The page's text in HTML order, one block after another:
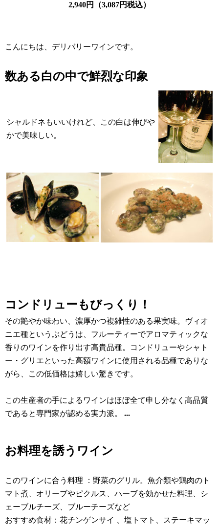
2,940円（3,087円税込）
こんにちは、デリバリーワインです。
数ある白の中で鮮烈な印象
シャルドネもいいけれど、この白は伸びや
かで美味しい。
コンドリューもびっくり！
その艶やか味わい、濃厚かつ複雑性のある果実味。ヴィオ
ニエ種というぶどうは、フルーティーでアロマティックな
香りのワインを作り出す高貴品種。コンドリューやシャト
ー・グリエといった高額ワインに使用される品種でありな
がら、この低価格は嬉しい驚きです。
この生産者の手によるワインはほぼ全て申し分なく高品質
であると専門家が認める実力派。 ...
お料理を誘うワイン
このワインに合う料理 ：野菜のグリル。魚介類や鶏肉のト
マト煮、オリーブやピクルス、ハーブを効かせた料理、シ
ェーブルチーズ、ブルーチーズなど
おすすめ食材：花チンゲンサイ 、塩トマト、ステーキマッ